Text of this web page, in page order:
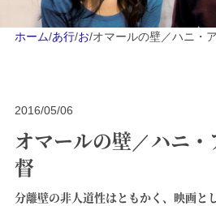
ホーム/あ行/お/オマールの壁／ハニ・
2016/05/06
オマールの壁／ハニ
督
分離壁の非人道性はともかく、映画と